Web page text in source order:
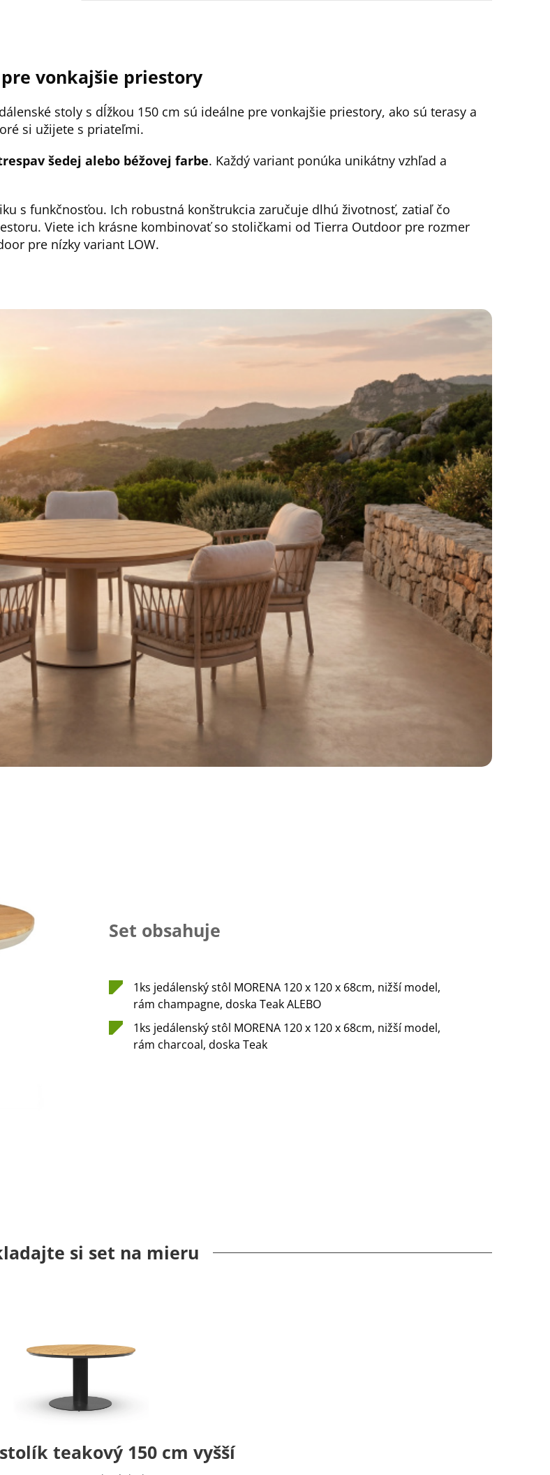
vonkajšie priestory
stoly s dĺžkou 150 cm sú ideálne pre vonkajšie priestory, ako sú terasy a
si užijete s priateľmi.
v šedej alebo béžovej farbe. Každý variant ponúka unikátny vzhľad a
s funkčnosťou. Ich robustná konštrukcia zaručuje dlhú životnosť, zatiaľ čo
Viete ich krásne kombinovať so stoličkami od Tierra Outdoor pre rozmer
pre nízky variant LOW.
Set obsahuje
1ks jedálenský stôl MORENA 120 x 120 x 68cm, nižší model,
rám champagne, doska Teak ALEBO
1ks jedálenský stôl MORENA 120 x 120 x 68cm, nižší model,
rám charcoal, doska Teak
si set na mieru
teakový 150 cm vyšší